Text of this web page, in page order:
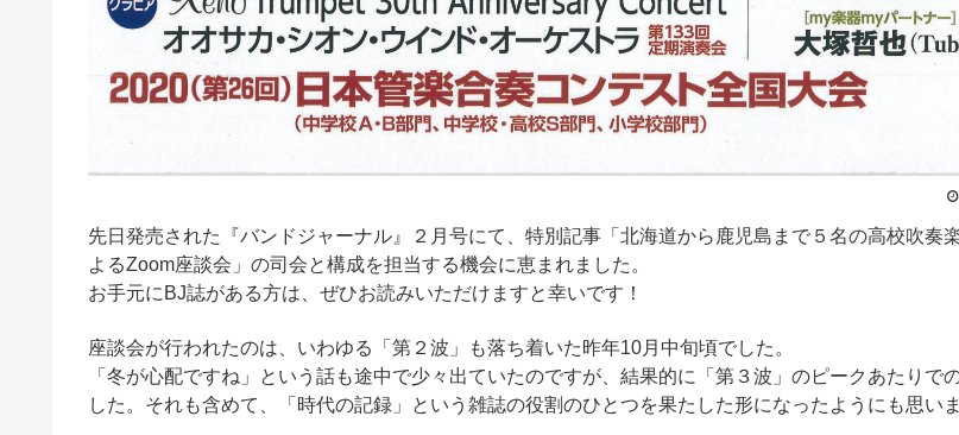
先日発売された『バンドジャーナル』２月号にて、特別記事「北海道から鹿児島まで５名の高校吹奏
よるZoom座談会」の司会と構成を担当する機会に恵まれました。
お手元にBJ誌がある方は、ぜひお読みいただけますと幸いです！
座談会が行われたのは、いわゆる「第２波」も落ち着いた昨年10月中旬頃でした。
「冬が心配ですね」という話も途中で少々出ていたのですが、結果的に「第３波」のピークあたりで
した。それも含めて、「時代の記録」という雑誌の役割のひとつを果たした形になったようにも思いま